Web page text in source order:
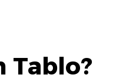
Tablo?